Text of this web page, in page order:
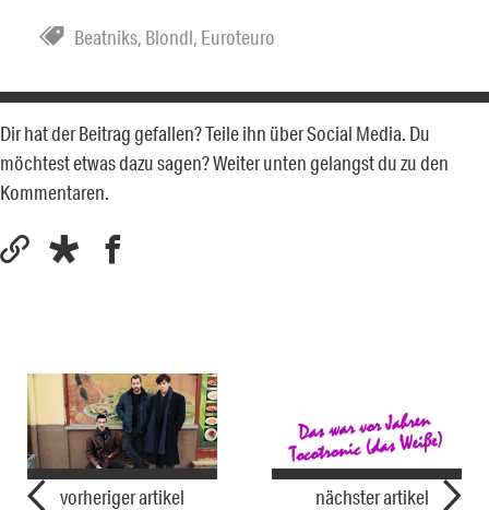
Beatniks, Blondl, Euroteuro
Dir hat der Beitrag gefallen? Teile ihn über Social Media. Du
möchtest etwas dazu sagen? Weiter unten gelangst du zu den
Kommentaren.
vorheriger artikel nächster artikel